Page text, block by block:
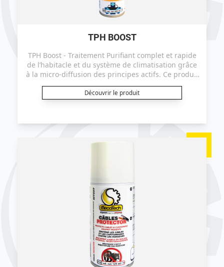
TPH BOOST
TPH Boost - Traitement Purifiant complet et rapide
de l’habitacle et du système de climatisation grâce
à la micro-diffusion des principes actifs. Ce produit
le protocole EN14476+A2).
Découvrir le produit